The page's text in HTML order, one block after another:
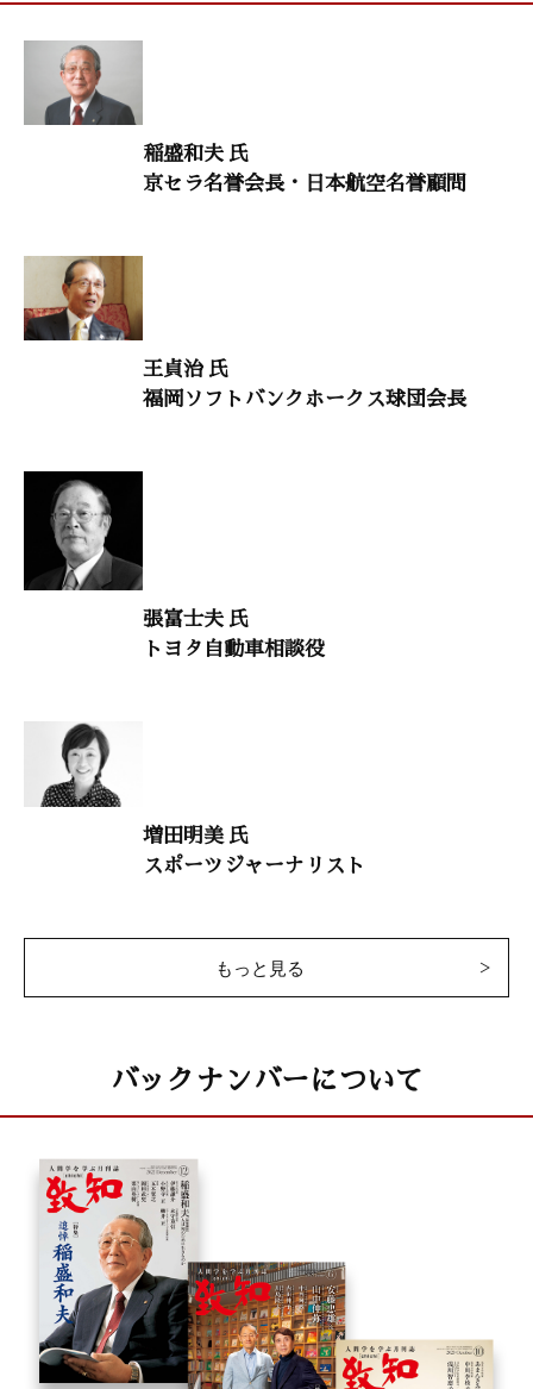
人生を照らす言葉
「芥川龍之介『地獄変』」
鈴木 秀子（国際コミュニオン学会名誉会長）
「『笑い』こそ至高の妙薬」
村上 和雄（筑波大学名誉教授）
禅語に学ぶ 56
「華開いて世界起こる」
横田南嶺（臨済宗円覚寺派管長）
「古事記」に学ぶ日本の心 6
「倭建命の最期」
今野華都子（「古事記」に日本人の心を学ぶ華都子塾 主宰）
「この６月は日本にとっての正念場である」
意見・判断 90
「世界一の親日国ポーランドに学ぶ日本の美徳」
河添恵子（ノンフィクション作家）
日本の教育を取り戻す 71
占部賢志（中村学園大学教授）
大自然と体心
細川順讃（総合医療コンサルタント／生命科学共同研究センター
井上象英
徳川家康 34
「平泉供養願文に泣く」
童門 冬二（作家）
稲盛和夫 氏
京セラ名誉会長・日本航空名誉顧問
王貞治 氏
福岡ソフトバンクホークス球団会長
張富士夫 氏
トヨタ自動車相談役
増田明美 氏
スポーツジャーナリスト
もっと見る
バックナンバーについて